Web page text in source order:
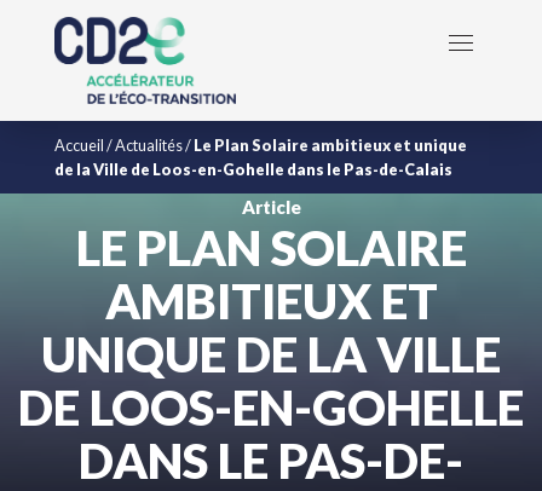
Accueil/Actualités/Le Plan Solaire ambitieux et unique
de la Ville de Loos-en-Gohelle dans le Pas-de-Calais
Article
LE PLAN SOLAIRE
AMBITIEUX ET
UNIQUE DE LA VILLE
DE LOOS-EN-GOHELLE
DANS LE PAS-DE-